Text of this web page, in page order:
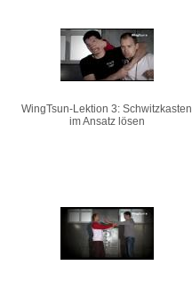
WingTsun-Lektion 3: Schwitzkasten
im Ansatz lösen